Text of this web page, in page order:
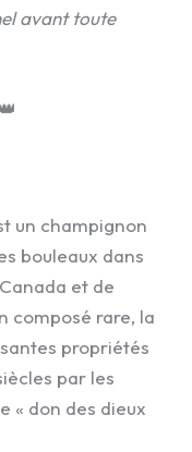
avant toute
un champignon
bouleaux dans
et de
composé rare, la
propriétés
par les
« don des dieux